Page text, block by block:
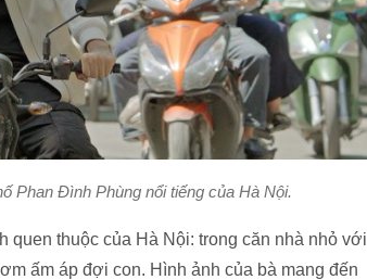
Phan Đình Phùng nổi tiếng của Hà Nội.
quen thuộc của Hà Nội: trong căn nhà nhỏ với
ấm áp đợi con. Hình ảnh của bà mang đến